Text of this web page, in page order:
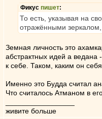
Фикус пишет:
То есть, указывая на
отражёнными
Земная личность это
абстрактных идей а ведана
к себе. Таком, каким он
Именно это Будда считал
Что считалось Атманом в
живите больше